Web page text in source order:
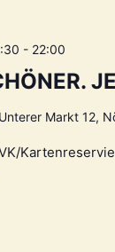
- 22:00
Unterer Markt 12,